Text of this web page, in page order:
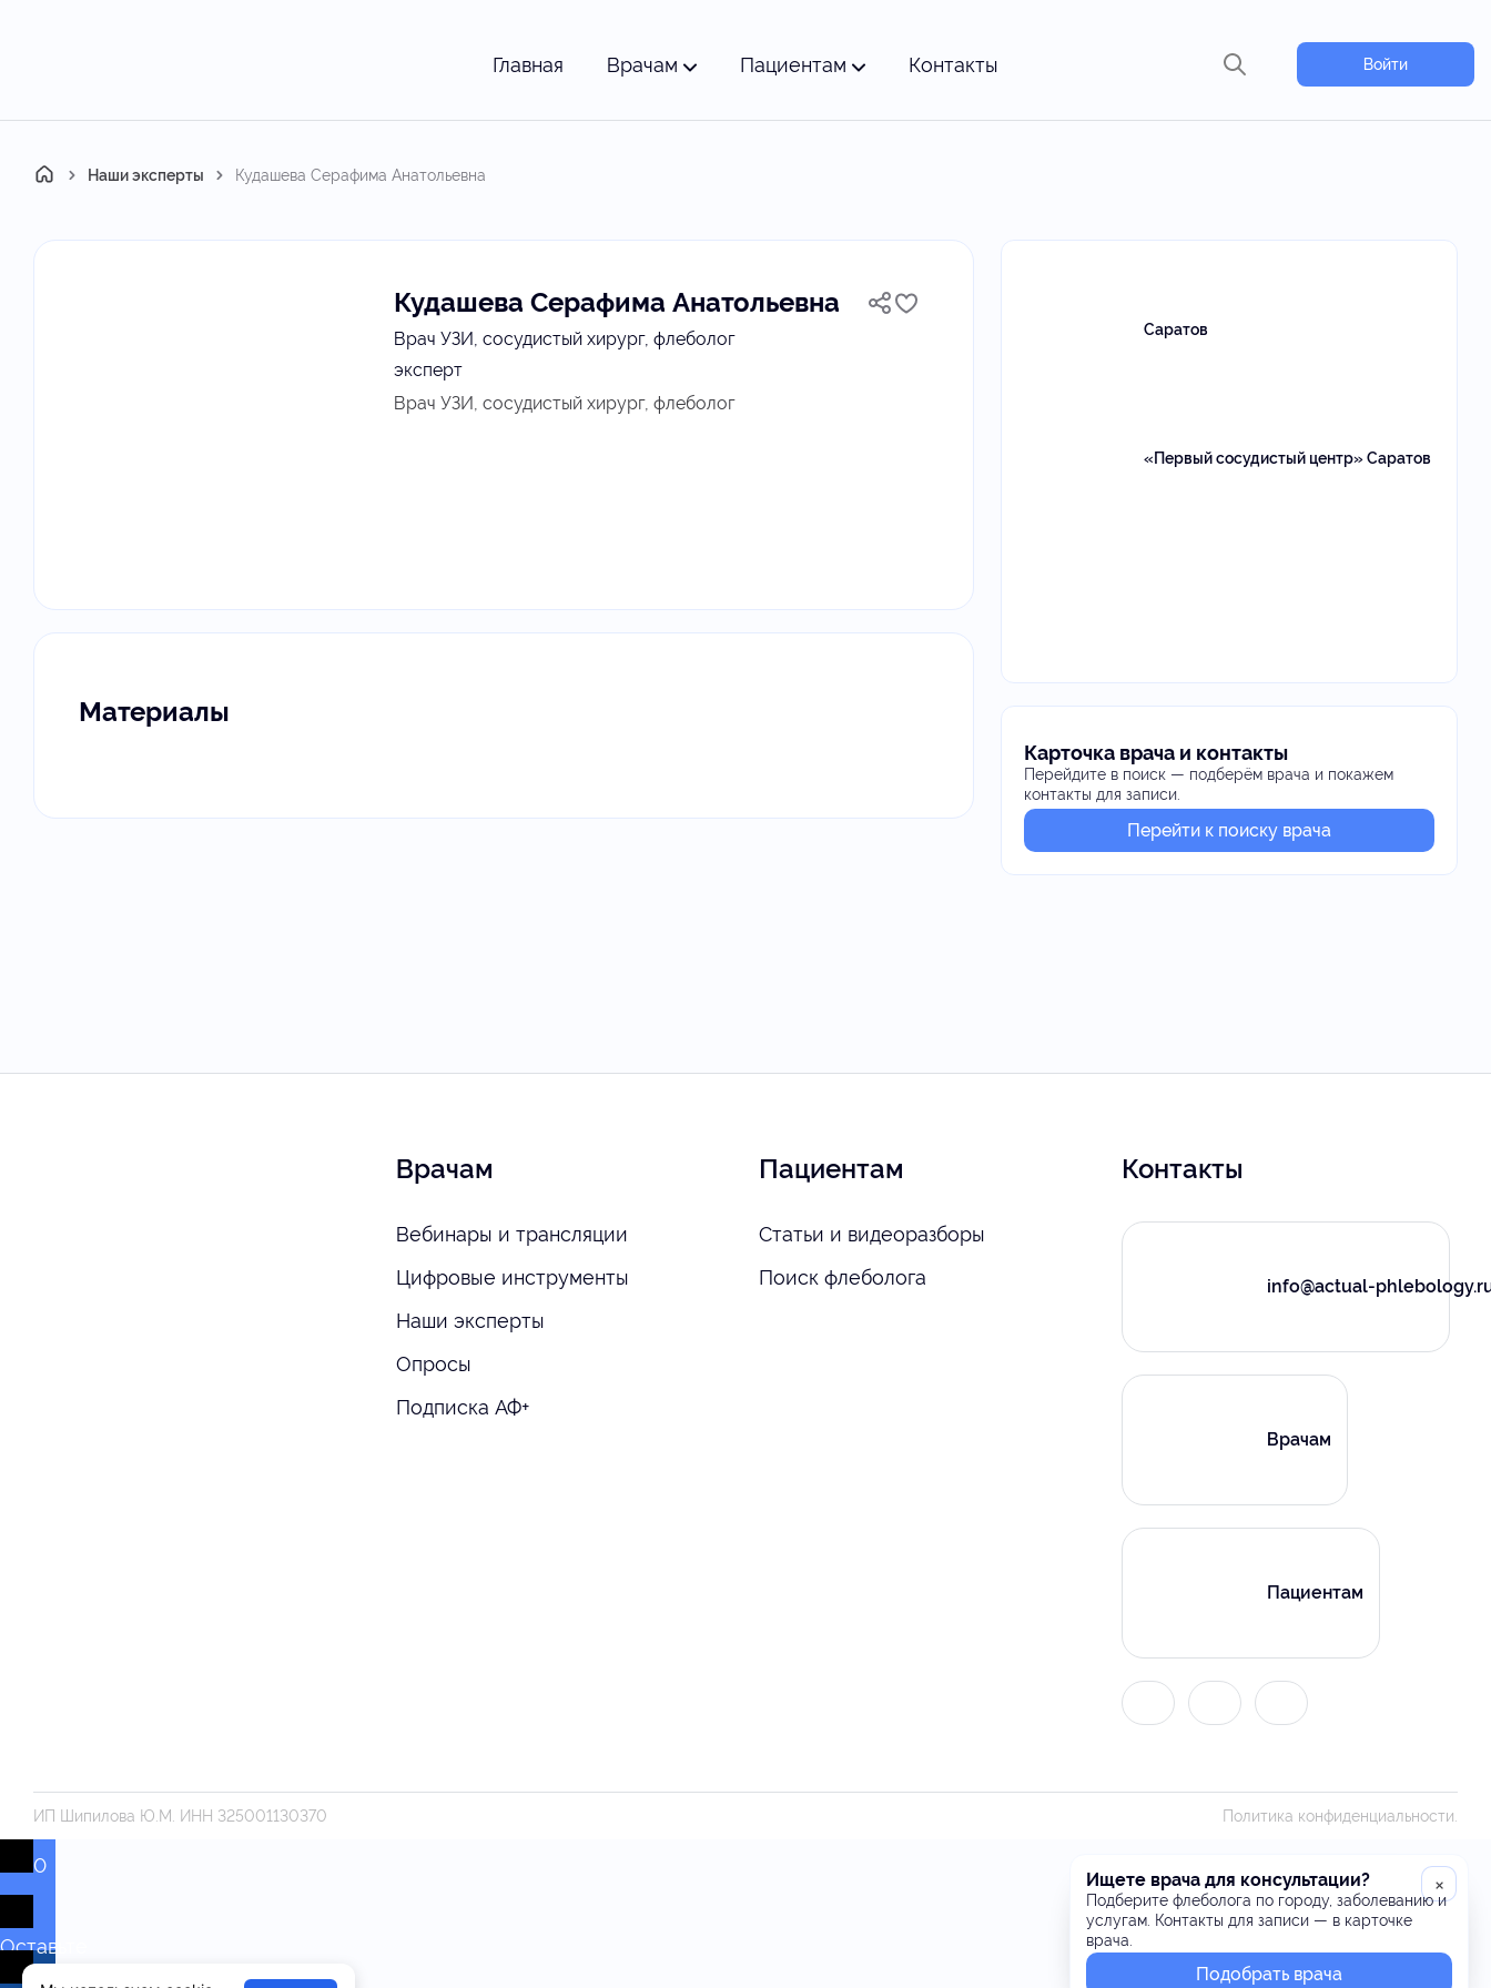
Главная Врачам Пациентам Контакты Войти
ГлавнаяНаши эксперты Кудашева Серафима Анатольевна
Кудашева Серафима Анатольевна
Врач УЗИ, сосудистый хирург, флеболог
эксперт
Врач УЗИ, сосудистый хирург, флеболог
Материалы
Саратов
«Первый сосудистый центр» Саратов
Карточка врача и контакты
Перейдите в поиск — подберём врача и покажем
контакты для записи.
Перейти к поиску врача
Врачам
Вебинары и трансляции
Цифровые инструменты
Наши эксперты
Опросы
Подписка АФ+
Пациентам
Статьи и видеоразборы
Поиск флеболога
Контакты
info@actual-
Врачам
Пациентам
ИП Шипилова Ю.М. ИНН 325001130370 Политика конфиденциальности.
0
Оставьте
комментарий!
×
Ищете врача для консультации?
Подберите флеболога по городу, заболеванию и
услугам. Контакты для записи — в карточке
врача.
Подобрать врача